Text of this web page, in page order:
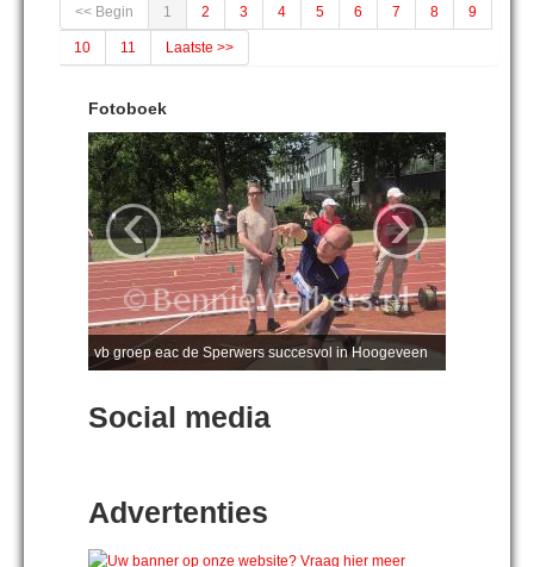
<< Begin 1 2 3 4 5 6 7 8 9
10 11 Laatste >>
Fotoboek
vb groep eac de Sperwers succesvol in Hoogeveen
‹ ›
Social media
Advertenties